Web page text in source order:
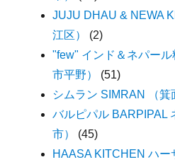
JUJU DHAU & NEWA
江区）
(2)
"few" インド＆ネパー
市平野）
(51)
シムラン SIMRAN （箕
バルピパル BARPIPAL
市）
(45)
HAASA KITCHEN ハー